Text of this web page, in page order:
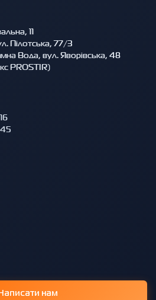
11
Пілотська, 77/3
Вода, вул. Яворівська, 48
PROSTIR)
нам